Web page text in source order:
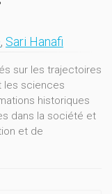
, Sari Hanafi
sur les trajectoires
les sciences
historiques
dans la société et
et de